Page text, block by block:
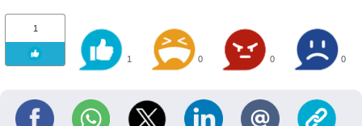
1
1 0 0 0